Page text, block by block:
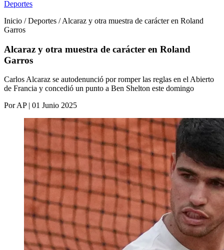
Deportes
Inicio / Deportes / Alcaraz y otra muestra de carácter en Roland
Garros
Alcaraz y otra muestra de carácter en Roland
Garros
Carlos Alcaraz se autodenunció por romper las reglas en el Abierto
de Francia y concedió un punto a Ben Shelton este domingo
Por AP | 01 Junio 2025